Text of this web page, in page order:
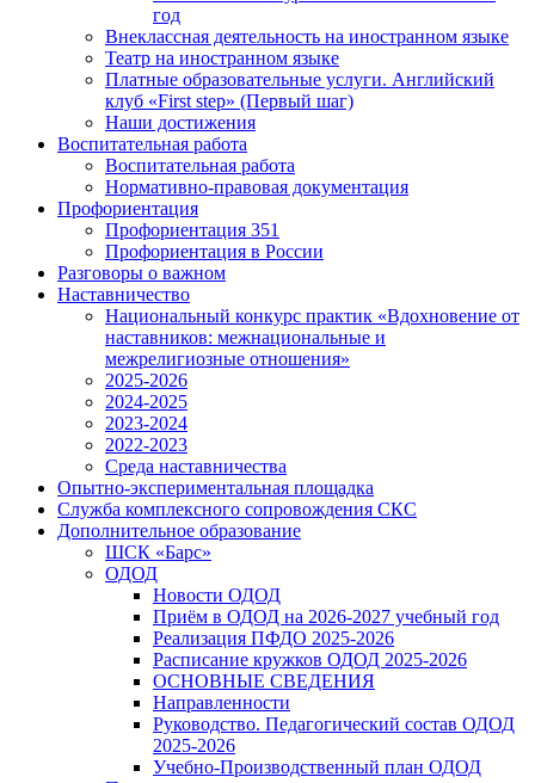
год
Внеклассная деятельность на иностранном языке
Театр на иностранном языке
Платные образовательные услуги. Английский
клуб «First step» (Первый шаг)
Наши достижения
Воспитательная работа
Воспитательная работа
Нормативно-правовая документация
Профориентация
Профориентация 351
Профориентация в России
Разговоры о важном
Наставничество
Национальный конкурс практик «Вдохновение от
наставников: межнациональные и
межрелигиозные отношения»
2025-2026
2024-2025
2023-2024
2022-2023
Среда наставничества
Опытно-экспериментальная площадка
Cлужба комплексного сопровождения СКС
Дополнительное образование
ШСК «Барс»
ОДОД
Новости ОДОД
Приём в ОДОД на 2026-2027 учебный год
Реализация ПФДО 2025-2026
Расписание кружков ОДОД 2025-2026
ОСНОВНЫЕ СВЕДЕНИЯ
Направленности
Руководство. Педагогический состав ОДОД
2025-2026
Учебно-Производственный план ОДОД